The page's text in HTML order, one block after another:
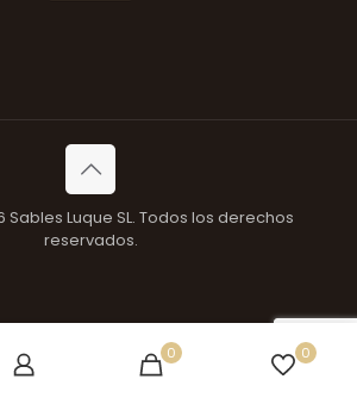
Sables Luque SL. Todos los derechos
reservados.
0 0